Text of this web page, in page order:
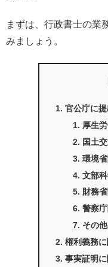
まずは、行政書士の業
みましょう。
官公庁に
厚生
国土
環境
文部
財務
警察
その
権利義務
事実証明